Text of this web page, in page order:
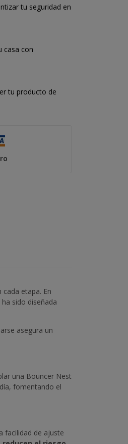
tu seguridad en
casa con
tu producto de
etapa. En
sido diseñada
asegura un
una Bouncer Nest
fomentando el
facilidad de ajuste